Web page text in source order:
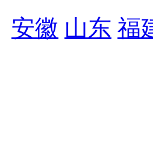
安徽 山东 福